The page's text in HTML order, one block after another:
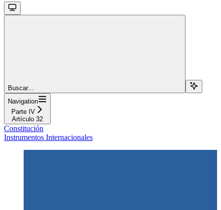
Buscar...
Navigation
Parte IV
Artículo 32
Constitución
Instrumentos Internacionales